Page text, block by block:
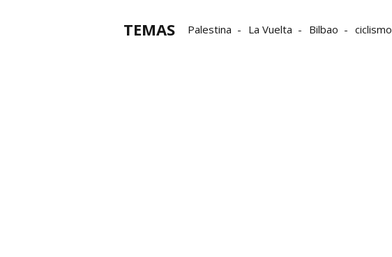
TEMAS Palestina La Vuelta Bilbao ciclismo